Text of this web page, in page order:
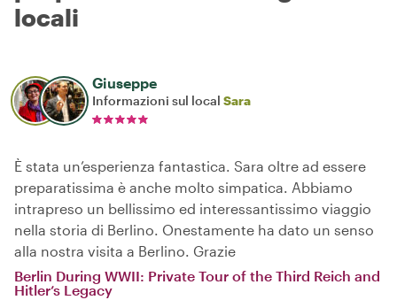
locali
Giuseppe
Informazioni sul local Sara
È stata un’esperienza fantastica. Sara oltre ad essere
preparatissima è anche molto simpatica. Abbiamo
intrapreso un bellissimo ed interessantissimo viaggio
nella storia di Berlino. Onestamente ha dato un senso
alla nostra visita a Berlino. Grazie
Berlin During WWII: Private Tour of the Third Reich and
Hitler’s Legacy